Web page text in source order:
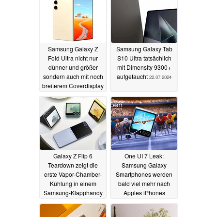
Samsung Galaxy Z
Fold Ultra nicht nur
dünner und größer
sondern auch mit noch
breiterem Coverdisplay
laut Leaker
Samsung Galaxy Tab
S10 Ultra tatsächlich
mit Dimensity 9300+
aufgetaucht 22.07.2024
Galaxy Z Flip 6
Teardown zeigt die
erste Vapor-Chamber-
Kühlung in einem
Samsung-Klapphandy
21.07.2024
One UI 7 Leak:
Samsung Galaxy
Smartphones werden
bald viel mehr nach
Apples iPhones
aussehen20.07.2024